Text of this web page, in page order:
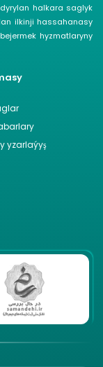
halkara saglyk
ilkinji hassahanasy
hyzmatlaryny
yzarlaýyş